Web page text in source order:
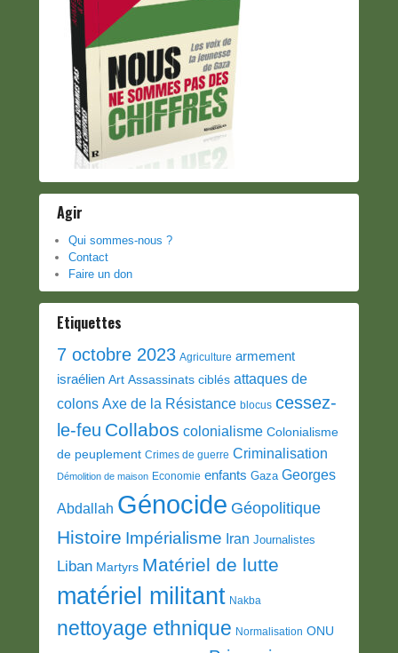
Agir
Qui sommes-nous ?
Contact
Faire un don
Etiquettes
7 octobre 2023 Agriculture armement
israélien Art Assassinats ciblés attaques de
colons Axe de la Résistance blocus cessez-
le-feu Collabos colonialisme Colonialisme
de peuplement Crimes de guerre Criminalisation
Démolition de maison Economie enfants Gaza Georges
Abdallah Génocide Géopolitique
Histoire Impérialisme Iran Journalistes
Liban Martyrs Matériel de lutte
matériel militant Nakba
nettoyage ethnique Normalisation ONU